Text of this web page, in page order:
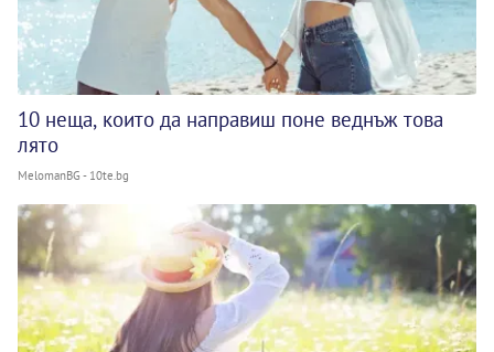
10 неща, които да направиш поне веднъж това
лято
MelomanBG - 10te.bg